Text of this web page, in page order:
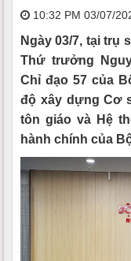
10:32 PM 03/07/
Ngày 03/7, tại trụ
Thứ trưởng
Chỉ đạo 57 của
độ xây dựng Cơ
tôn giáo và Hệ
hành chính của